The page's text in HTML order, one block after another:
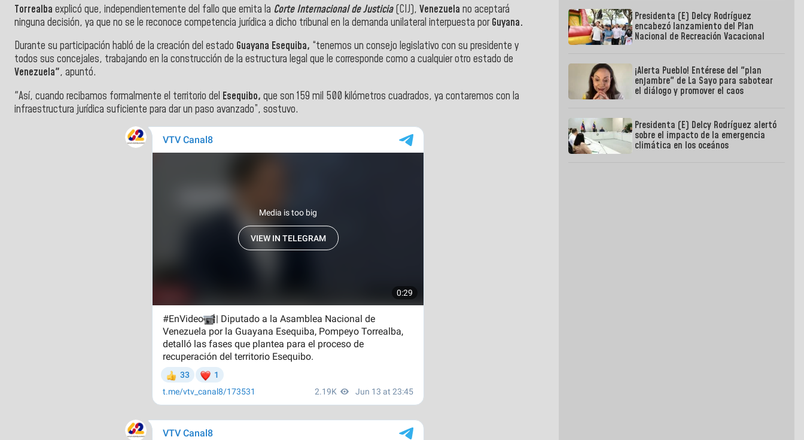
Torrealba explicó que, independientemente del fallo que emita la Corte Internacional de Justicia(CIJ), Venezuela no aceptará
ninguna decisión, ya que no se le reconoce competencia jurídica a dicho tribunal en la demanda unilateral interpuesta porGuyana.
Durante su participación habló de la creación del estado Guayana Esequiba, “tenemos un consejo legislativo con su presidente y
todos sus concejales, trabajando en la construcción de la estructura legal que le corresponde como a cualquier otro estado de
Venezuela", apuntó.
"Así, cuando recibamos formalmente el territorio del Esequibo, que son 159 mil 500 kilómetros cuadrados, ya contaremos con la
infraestructura jurídica suficiente para dar un paso avanzado”, sostuvo.
Presidenta (E) Delcy Rodríguez
encabezó lanzamiento del Plan
Nacional de Recreación Vacacional
¡Alerta Pueblo! Entérese del "plan
enjambre" de La Sayo para sabotear
el diálogo y promover el caos
Presidenta (E) Delcy Rodríguez alertó
sobre el impacto de la emergencia
climática en los oceános